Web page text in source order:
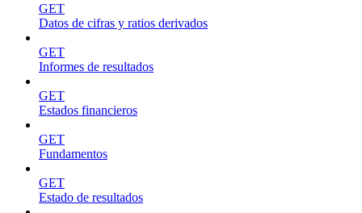
GET
Datos de cifras y ratios derivados
GET
Informes de resultados
GET
Estados financieros
GET
Fundamentos
GET
Estado de resultados